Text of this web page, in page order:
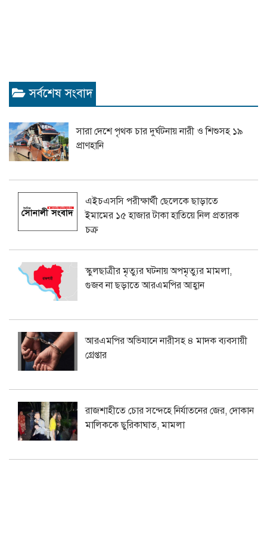
সর্বশেষ সংবাদ
সারা দেশে পৃথক চার দুর্ঘটনায় নারী ও শিশুসহ ১৯
প্রাণহানি
এইচএসসি পরীক্ষার্থী ছেলেকে ছাড়াতে
ইমামের ১৫ হাজার টাকা হাতিয়ে নিল প্রতারক
চক্র
স্কুলছাত্রীর মৃত্যুর ঘটনায় অপমৃত্যুর মামলা,
গুজব না ছড়াতে আরএমপির আহ্বান
আরএমপির অভিযানে নারীসহ ৪ মাদক ব্যবসায়ী
গ্রেপ্তার
রাজশাহীতে চোর সন্দেহে নির্যাতনের জের, দোকান
মালিককে ছুরিকাঘাত, মামলা